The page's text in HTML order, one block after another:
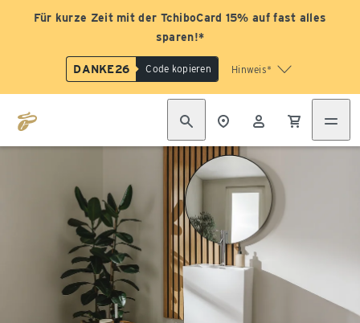
Für kurze Zeit mit der TchiboCard 15% auf fast alles
sparen!*
DANKE26 Code kopieren Hinweis*